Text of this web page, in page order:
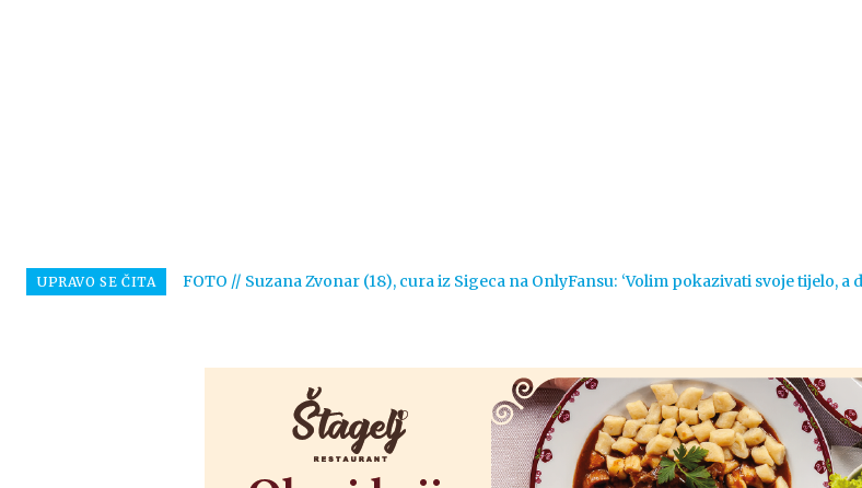
UPRAVO SE ČITA FOTO // Suzana Zvonar (18), cura iz Sigeca na OnlyFansu: ‘Volim pokazivati svoje tijelo, a